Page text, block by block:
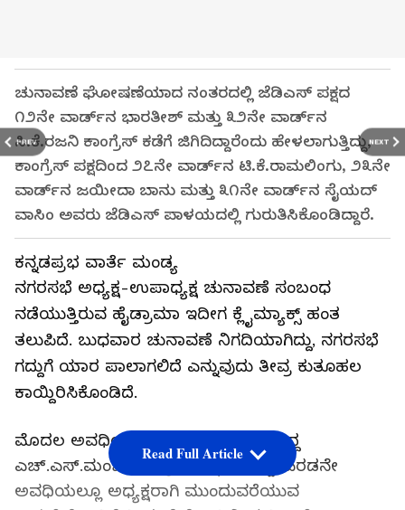
PREV NEXT
ಚುನಾವಣೆ ಘೋಷಣೆಯಾದ ನಂತರದಲ್ಲಿ ಜೆಡಿಎಸ್ ಪಕ್ಷದ
೧೨ನೇ ವಾರ್ಡ್‌ನ ಭಾರತೀಶ್ ಮತ್ತು ೩೨ನೇ ವಾರ್ಡ್‌ನ
ಸಿ.ಕೆ.ರಜನಿ ಕಾಂಗ್ರೆಸ್ ಕಡೆಗೆ ಜಿಗಿದಿದ್ದಾರೆಂದು ಹೇಳಲಾಗುತ್ತಿದ್ದು,
ಕಾಂಗ್ರೆಸ್ ಪಕ್ಷದಿಂದ ೨೭ನೇ ವಾರ್ಡ್‌ನ ಟಿ.ಕೆ.ರಾಮಲಿಂಗು, ೨೩ನೇ
ವಾರ್ಡ್‌ನ ಜಯೀದಾ ಬಾನು ಮತ್ತು ೩೧ನೇ ವಾರ್ಡ್‌ನ ಸೈಯದ್
ವಾಸಿಂ ಅವರು ಜೆಡಿಎಸ್ ಪಾಳಯದಲ್ಲಿ ಗುರುತಿಸಿಕೊಂಡಿದ್ದಾರೆ.
ಕನ್ನಡಪ್ರಭ ವಾರ್ತೆ ಮಂಡ್ಯ
ನಗರಸಭೆ ಅಧ್ಯಕ್ಷ-ಉಪಾಧ್ಯಕ್ಷ ಚುನಾವಣೆ ಸಂಬಂಧ
ನಡೆಯುತ್ತಿರುವ ಹೈಡ್ರಾಮಾ ಇದೀಗ ಕ್ಲೈಮ್ಯಾಕ್ಸ್ ಹಂತ
ತಲುಪಿದೆ. ಬುಧವಾರ ಚುನಾವಣೆ ನಿಗದಿಯಾಗಿದ್ದು, ನಗರಸಭೆ
ಗದ್ದುಗೆ ಯಾರ ಪಾಲಾಗಲಿದೆ ಎನ್ನುವುದು ತೀವ್ರ ಕುತೂಹಲ
ಕಾಯ್ದಿರಿಸಿಕೊಂಡಿದೆ.
ಮೊದಲ ಅವಧಿಯಲ್ಲಿ ನಗರಸಭೆ ಅಧ್ಯಕ್ಷರಾಗಿದ್ದ
ಎಚ್.ಎಸ್.ಮಂಜು ಕಾಂಗ್ರೆಸ್ ಪಕ್ಷ ಸೇರಿದ್ದು, ಎರಡನೇ
ಅವಧಿಯಲ್ಲೂ ಅಧ್ಯಕ್ಷರಾಗಿ ಮುಂದುವರೆಯುವ
Read Full Article